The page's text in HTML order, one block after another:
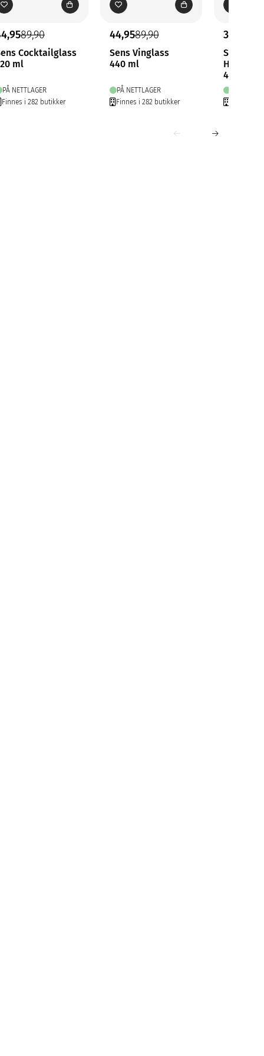
89,90
Cocktailglass
ml
PÅ NETTLAGER
Finnes i 282 butikker
44,9589,90
Sens Vinglass
440 ml
PÅ NETTLAGER
Finnes i 282 butikker
39,90
Studio
Hvitvin/
400ml